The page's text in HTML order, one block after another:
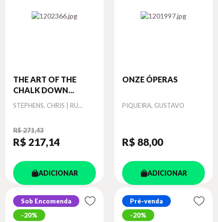
THE ART OF THE
CHALK DOWN...
Autor
STEPHENS, CHRIS | RU...
R$ 271,43
R$ 217,14
ADICIONAR
ONZE ÓPERAS
Autor
PIQUEIRA, GUSTAVO
R$ 88,00
ADICIONAR
Sob Encomenda
20%
Pré-venda
20%